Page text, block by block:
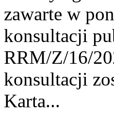
zawarte w
konsultacji
RRM/Z/16/
konsultacji
Karta...